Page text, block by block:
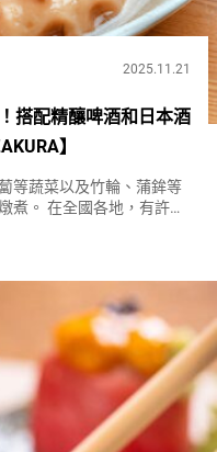
2025.11.21
搭配精釀啤酒和日本酒
】
等蔬菜以及竹輪、蒲鉾等
煮。 在全國各地，有許多
有其獨特的風格。 其中，